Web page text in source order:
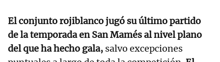
El conjunto rojiblanco jugó su último partido
de la temporada en San Mamés al nivel plano
del que ha hecho gala, salvo excepciones